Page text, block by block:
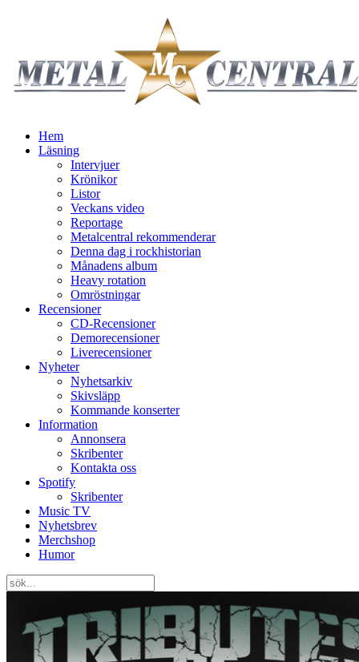
Hem
Läsning
Intervjuer
Krönikor
Listor
Veckans video
Reportage
Metalcentral rekommenderar
Denna dag i rockhistorian
Månadens album
Heavy rotation
Omröstningar
Recensioner
CD-Recensioner
Demorecensioner
Liverecensioner
Nyheter
Nyhetsarkiv
Skivsläpp
Kommande konserter
Information
Annonsera
Skribenter
Kontakta oss
Spotify
Skribenter
Music TV
Nyhetsbrev
Merchshop
Humor